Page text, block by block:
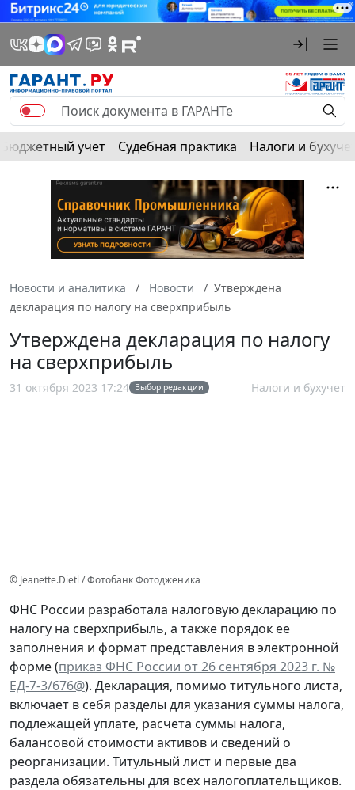
Бюджетный учет Судебная практика Налоги и
Новости и аналитика Новости
Утверждена
декларация по налогу на сверхприбыль
Утверждена декларация по налогу
на сверхприбыль
31 октября 2023 17:24 Выбор редакции Налоги и бухучет
© Jeanette.Dietl / Фотобанк Фотодженика
ФНС России разработала налоговую декларацию по
налогу на сверхприбыль, а также порядок ее
заполнения и формат представления в электронной
форме (приказ ФНС России от 26 сентября 2023 г. №
ЕД-7-3/676@). Декларация, помимо титульного листа,
включает в себя разделы для указания суммы налога,
подлежащей уплате, расчета суммы налога,
балансовой стоимости активов и сведений о
реорганизации. Титульный лист и первые два
раздела обязательны для всех налогоплательщиков.